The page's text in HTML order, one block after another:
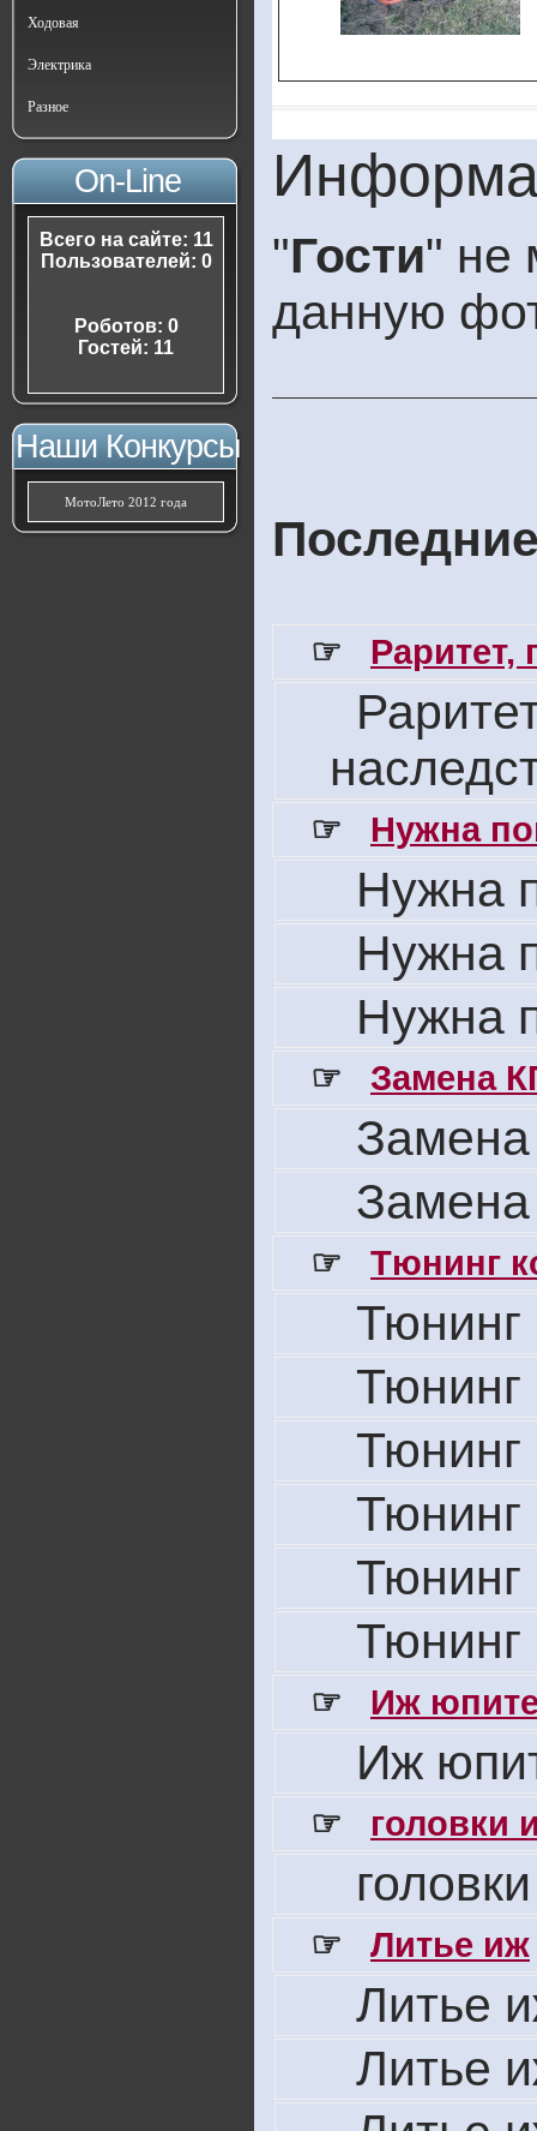
Ходовая
Электрика
Разное
On-Line
Всего на сайте: 11
Пользователей: 0
Роботов: 0
Гостей: 11
Наши Конкурсы
МотоЛето 2012 года
"Гости" не
данную
☞ Раритет,
☞ Нужна
Нужна
Нужна
Нужна
☞ Замена
☞ Тюнинг
Тюнинг
Тюнинг
Тюнинг
Тюнинг
Тюнинг
Тюнинг
☞ Иж
Иж
☞ головки
☞ Литье иж
Литье
Литье